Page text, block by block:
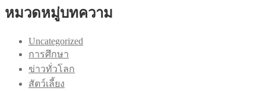
หมวดหมู่บทความ
Uncategorized
การศึกษา
ข่าวทั่วโลก
สัตว์เลี้ยง